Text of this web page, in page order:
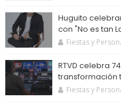
Huguito
con "No es tan
Fiestas y
RTVD celebra
transformación
Fiestas y